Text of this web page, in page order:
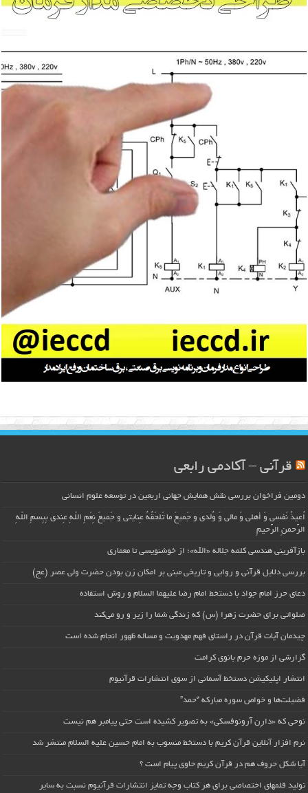
قرآنی – آکادمی رابعی
دومین فراخوان بررسی نقش همایش جهانی اربعین در توسعه علوم انسانی
اُعیذُ نَفسی وَ أهلی وَ مالی وَ وُلدی و جَمیعَ ما تَلحَقُهُ عِنایتی و جَمیعَ نِعَمِ اللّهِ عِندی بِبِسمِ اللّهِ
الرَّحمنِ الرَّحیمِ
بازآفرینی هندسی کلمه جلاله «الله»؛ از خوشنویسی تا معماری
بررسی دلایل قرآنی و روایی و تاریخی مبنی بر امکان زن بودن حضرت ولی عصر (عج)
دعای حرز امام جواد با دستخط امام رضا علیهما السلام و روش استفاده
صلواتی برای حضرت زهرا (س) که زندگی شما را زیر و رو می‌کند
چیدمان آیات قرآن در راستای فهم مهدویت و مساله ظهور انجام شده است
گزارشی از موزه حرم بانوی کرامت
انتشار اپلیکیشن دستخط آسمانی از سوی انتشارات قرآنیوم
فضیلت‌ها و خواص سوره مبارکه “حمد”
نوحی که «دارِن آرونوفسکی» به تصویر کشیده است حتی پیامبر هم نیست
نرم افزار آنلاین قرآن کریم با دستخط منسوب به امام حسین علیه السلام منتشر شد
آیا شکل حروف هم در قرآن کریم حاوی پیام است ؟
تولید قلمهای اختصاصی برای هر کتاب وجه تمایز انتشارات قرآنیوم نسبت به سایر